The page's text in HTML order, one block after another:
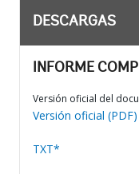
DESCARGAS
INFORME
Versión oficial del
Versión oficial (PDF)
TXT*